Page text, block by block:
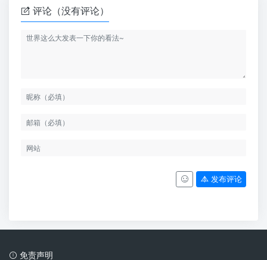
评论（没有评论）
发布评论
免责声明